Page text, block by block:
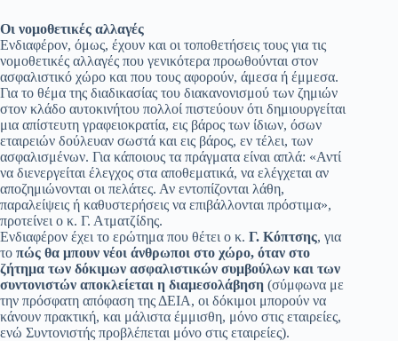
Οι νομοθετικές αλλαγές
Ενδιαφέρον, όμως, έχουν και οι τοποθετήσεις τους για τις
νομοθετικές αλλαγές που γενικότερα προωθούνται στον
ασφαλιστικό χώρο και που τους αφορούν, άμεσα ή έμμεσα.
Για το θέμα της διαδικασίας του διακανονισμού των ζημιών
στον κλάδο αυτοκινήτου πολλοί πιστεύουν ότι δημιουργείται
μια απίστευτη γραφειοκρατία, εις βάρος των ίδιων, όσων
εταιρειών δούλευαν σωστά και εις βάρος, εν τέλει, των
ασφαλισμένων. Για κάποιους τα πράγματα είναι απλά: «Αντί
να διενεργείται έλεγχος στα αποθεματικά, να ελέγχεται αν
αποζημιώνονται οι πελάτες. Αν εντοπίζονται λάθη,
παραλείψεις ή καθυστερήσεις να επιβάλλονται πρόστιμα»,
προτείνει ο κ. Γ. Ατματζίδης.
Ενδιαφέρον έχει το ερώτημα που θέτει ο κ. Γ. Κόπτσης, για
το πώς θα μπουν νέοι άνθρωποι στο χώρο, όταν στο
ζήτημα των δόκιμων ασφαλιστικών συμβούλων και των
συντονιστών αποκλείεται η διαμεσολάβηση (σύμφωνα με
την πρόσφατη απόφαση της ΔΕΙΑ, οι δόκιμοι μπορούν να
κάνουν πρακτική, και μάλιστα έμμισθη, μόνο στις εταιρείες,
ενώ Συντονιστής προβλέπεται μόνο στις εταιρείες).